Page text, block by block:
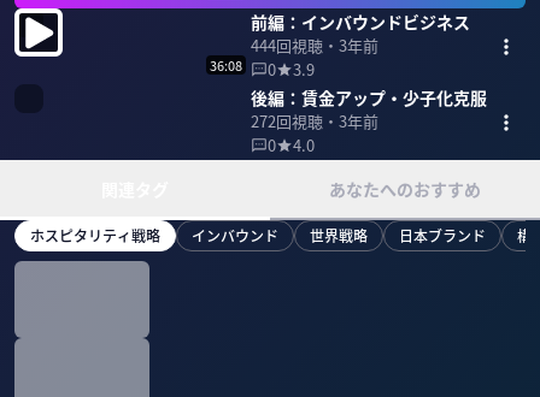
前編：インバウンドビジネス
444回視聴・ 3年前
0
3.9
36:08
後編：賃金アップ・少子化克服
272回視聴・ 3年前
0
4.0
あなたへのおすすめ
ホスピタリティ戦略 インバウンド 世界戦略 日本ブランド 構